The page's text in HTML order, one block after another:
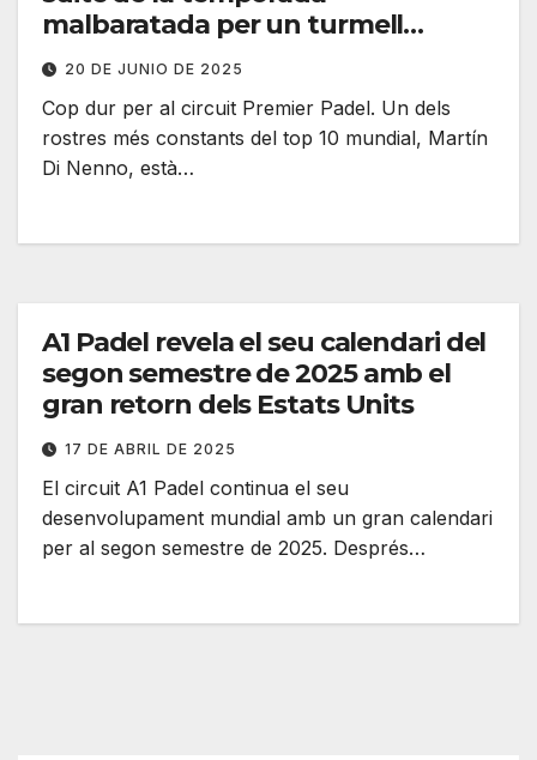
malbaratada per un turmell
capritxós?
20 DE JUNIO DE 2025
Cop dur per al circuit Premier Padel. Un dels
rostres més constants del top 10 mundial, Martín
Di Nenno, està…
A1 Padel revela el seu calendari del
segon semestre de 2025 amb el
gran retorn dels Estats Units
17 DE ABRIL DE 2025
El circuit A1 Padel continua el seu
desenvolupament mundial amb un gran calendari
per al segon semestre de 2025. Després…